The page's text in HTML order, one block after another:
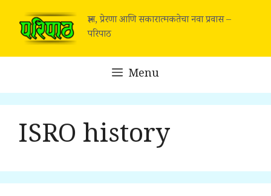
content
ज्ञान, प्रेरणा आणि सकारात्मकतेचा नवा प्रवास –
परिपाठ
Menu
ISRO history